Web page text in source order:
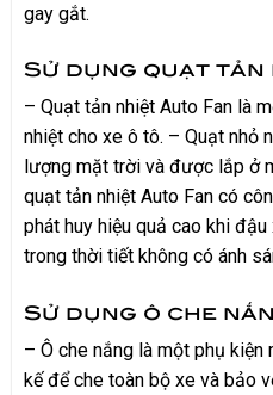
gay gắt.
Sử dụng quạt tản
– Quạt tản nhiệt Auto Fan là
nhiệt cho xe ô tô. – Quạt nhỏ
lượng mặt trời và được lắp ở
quạt tản nhiệt Auto Fan có
phát huy hiệu quả cao khi
trong thời tiết không có ánh
Sử dụng ô che
– Ô che nắng là một phụ
kế để che toàn bộ xe và bảo